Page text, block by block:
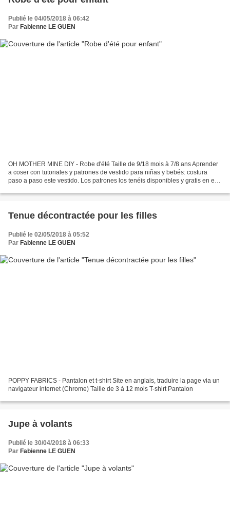
Publié le 04/05/2018 à 06:42
Par Fabienne LE GUEN
OH MOTHER MINE DIY - Robe d'été Taille de 9/18 mois à 7/8 ans Aprender
a coser con tutoriales y patrones de vestido para niñas y bebés: costura
paso a paso este vestido. Los patrones los tenéis disponibles y gratis en el
Tenue décontractée pour les filles
Publié le 02/05/2018 à 05:52
Par Fabienne LE GUEN
POPPY FABRICS - Pantalon et t-shirt Site en anglais, traduire la page via un
navigateur internet (Chrome) Taille de 3 à 12 mois T-shirt Pantalon
Jupe à volants
Publié le 30/04/2018 à 06:33
Par Fabienne LE GUEN